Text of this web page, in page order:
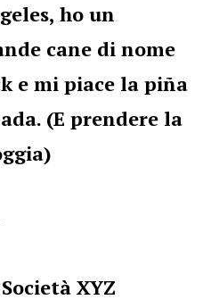
ho un
cane di nome
e mi piace la piña
(E prendere la
XYZ